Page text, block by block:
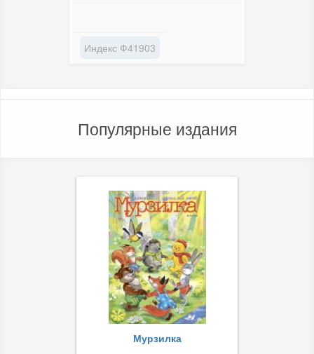
Индекс Ф41903
Популярные издания
Мурзилка